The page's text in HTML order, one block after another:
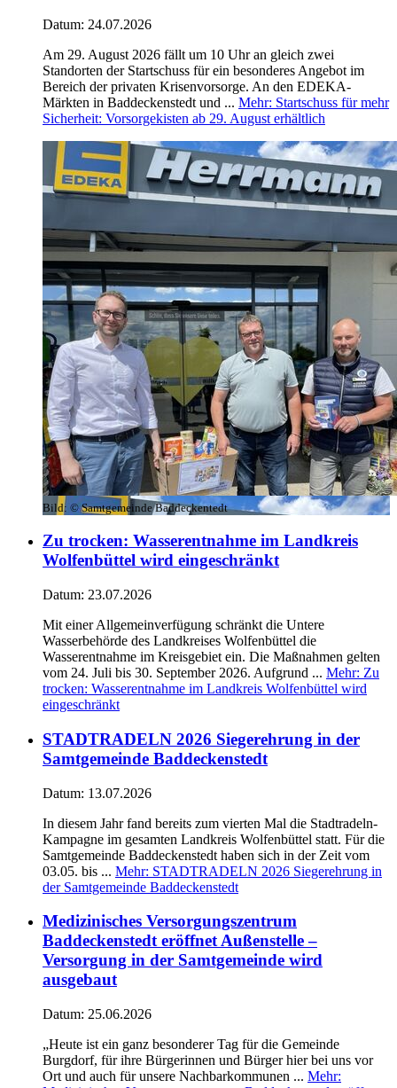
Datum: 24.07.2026
Am 29. August 2026 fällt um 10 Uhr an gleich zwei
Standorten der Startschuss für ein besonderes Angebot im
Bereich der privaten Krisenvorsorge. An den EDEKA-
Märkten in Baddeckenstedt und ... Mehr: Startschuss für mehr
Sicherheit: Vorsorgekisten ab 29. August erhältlich
Bild: © Samtgemeinde Baddeckentedt
Zu trocken: Wasserentnahme im Landkreis
Wolfenbüttel wird eingeschränkt
Datum: 23.07.2026
Mit einer Allgemeinverfügung schränkt die Untere
Wasserbehörde des Landkreises Wolfenbüttel die
Wasserentnahme im Kreisgebiet ein. Die Maßnahmen gelten
vom 24. Juli bis 30. September 2026. Aufgrund ... Mehr: Zu
trocken: Wasserentnahme im Landkreis Wolfenbüttel wird
eingeschränkt
STADTRADELN 2026 Siegerehrung in der
Samtgemeinde Baddeckenstedt
Datum: 13.07.2026
In diesem Jahr fand bereits zum vierten Mal die Stadtradeln-
Kampagne im gesamten Landkreis Wolfenbüttel statt. Für die
Samtgemeinde Baddeckenstedt haben sich in der Zeit vom
03.05. bis ... Mehr: STADTRADELN 2026 Siegerehrung in
der Samtgemeinde Baddeckenstedt
Medizinisches Versorgungszentrum
Baddeckenstedt eröffnet Außenstelle –
Versorgung in der Samtgemeinde wird
ausgebaut
Datum: 25.06.2026
„Heute ist ein ganz besonderer Tag für die Gemeinde
Burgdorf, für ihre Bürgerinnen und Bürger hier bei uns vor
Ort und auch für unsere Nachbarkommunen ... Mehr: